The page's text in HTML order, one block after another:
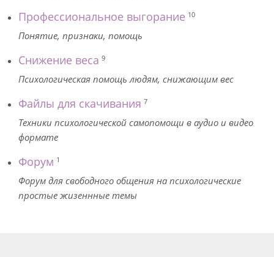
Профессиональное выгорание 10
Понятие, признаки, помощь
Снижение веса 9
Психологическая помощь людям, снижающим вес
Файлы для скачивания 7
Техники психологической самопомощи в аудио и видео
формате
Форум 1
Форум для свободного общения на психологические
простые жизеннные темы